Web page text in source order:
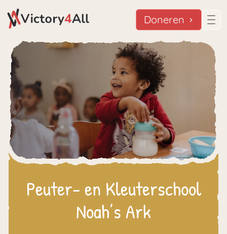
Doneren
Peuter- en Kleuterschool
Noah’s Ark